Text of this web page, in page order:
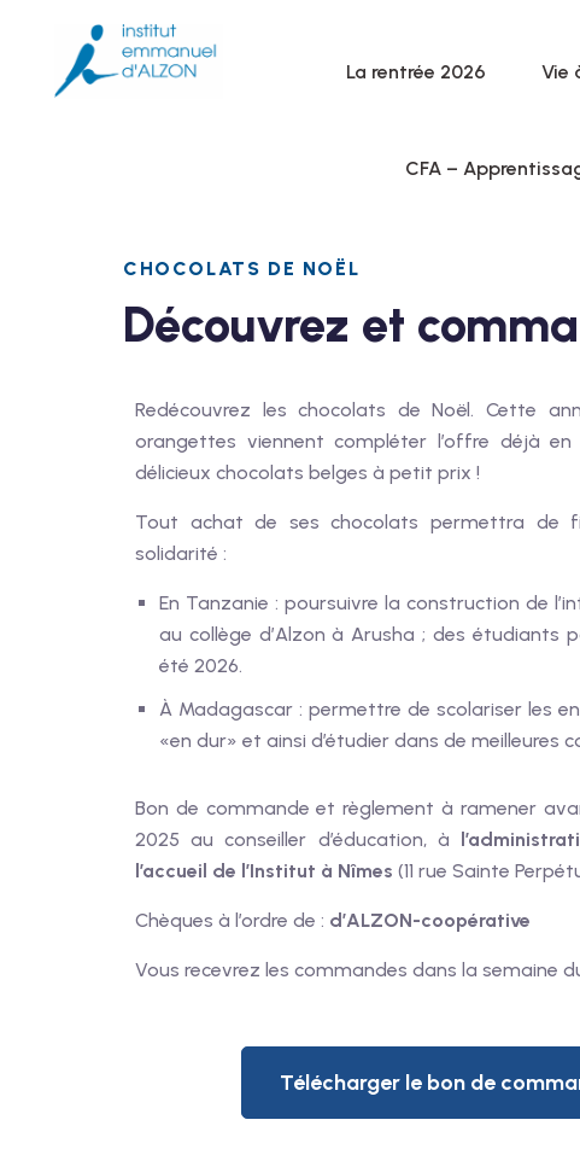
La rentrée 2026 Vie
CFA –
CHOCOLATS DE NOËL
Découvrez et
Redécouvrez les chocolats de Noël. Cette
orangettes viennent compléter l’offre déjà en
délicieux chocolats belges à petit prix !
Tout achat de ses chocolats permettra de
solidarité :
En Tanzanie : poursuivre la construction de
au collège d’Alzon à Arusha ; des étudiants
été 2026.
À Madagascar : permettre de scolariser les
«en dur» et ainsi d’étudier dans de meilleures
Bon de commande et règlement à ramener
2025au conseiller d’éducation, à
l’accueil de l’Institut à Nîmes (11 rue Sainte
Chèques à l’ordre de : d’ALZON-coopérative
Vous recevrez les commandes dans la semaine
Télécharger le bon de